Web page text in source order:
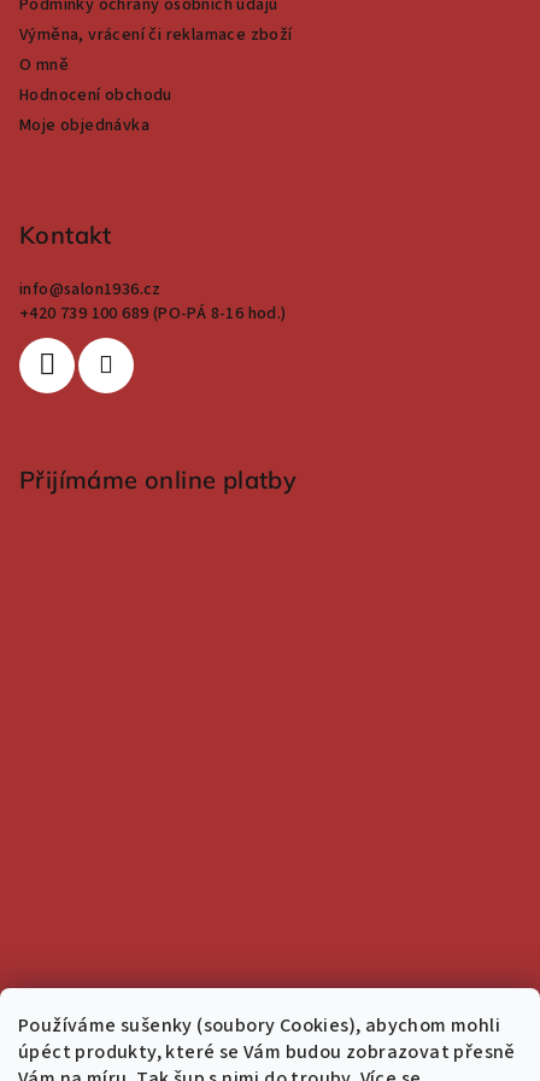
Používáme sušenky (soubory Cookies), abychom mohli
úpéct produkty, které se Vám budou zobrazovat přesně
Podmínky ochrany osobních údajů
Výměna, vrácení či reklamace zboží
O mně
Hodnocení obchodu
Moje objednávka
Kontakt
info@salon1936.cz
+420 739 100 689 (PO-PÁ 8-16 hod.)
Přijímáme online platby